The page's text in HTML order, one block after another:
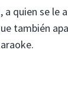
quien se le
también